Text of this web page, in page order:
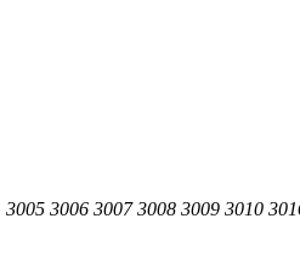
3005 3006 3007 3008 3009 3010